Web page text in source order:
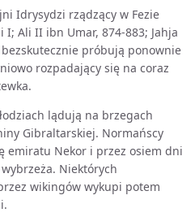
Idrysydzi rządzący w Fezie
I; Ali II ibn Umar, 874-883; Jahja
próbują ponownie
rozpadający się na coraz
lądują na brzegach
Gibraltarskiej. Normańscy
emiratu Nekor i przez osiem dni
Niektórych
wikingów wykupi potem